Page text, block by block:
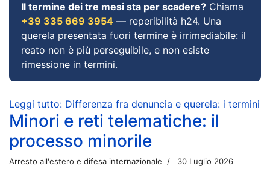
Il termine dei tre mesi sta per scadere? Chiama
+39 335 669 3954 — reperibilità h24. Una
querela presentata fuori termine è irrimediabile: il
reato non è più perseguibile, e non esiste
rimessione in termini.
Leggi tutto: Differenza fra denuncia e querela: i termini
Minori e reti telematiche: il
processo minorile
Arresto all'estero e difesa internazionale 30 Luglio 2026